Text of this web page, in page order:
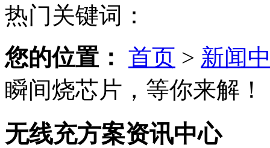
热门关键词：
您的位置： 首页 > 新闻
瞬间烧芯片，等你来解！
无线充方案资讯中心